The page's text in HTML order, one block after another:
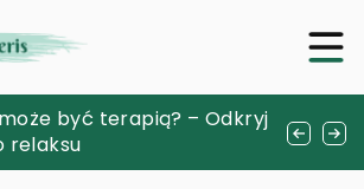
podkład do swojego
dla nowicjuszy
być terapią? – Odkryj
relaksu
wprowadzenie e-